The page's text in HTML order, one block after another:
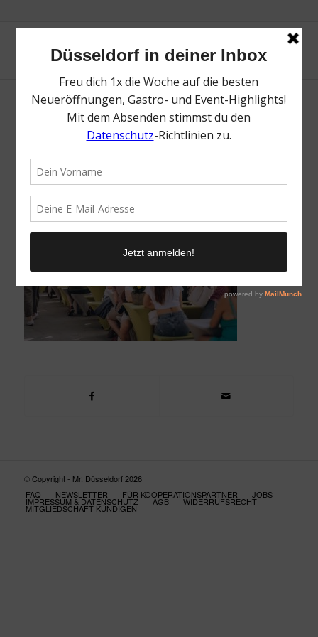
Wein am Rhein | Mr. Düsseldorf |
© Copyright - Mr. Düsseldorf 2026
FAQ
NEWSLETTER FÜR KOOPERATIONSPARTNER JOBS
IMPRESSUM & DATENSCHUTZ AGB WIDERRUFSRECHT
MITGLIEDSCHAFT KÜNDIGEN